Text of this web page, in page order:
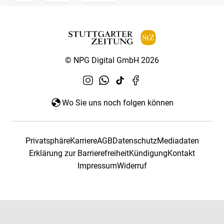
© NPG Digital GmbH 2026
Wo Sie uns noch folgen können
PrivatsphäreKarriereAGBDatenschutzMediadaten
Erklärung zur BarrierefreiheitKündigungKontakt
ImpressumWiderruf